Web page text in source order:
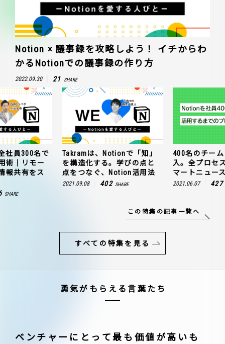
Notion × 議事録を攻略しよう！ イチからわ
かるNotionでの議事録の作り方
2022.09.30 21 SHARE
社員300名で
術｜リモー
報共有をス
SHARE
Takramは、Notionで「知」
を構造化する。学びの点と
点をつなぐ、Notion活用法
2021.09.08 402 SHARE
400名のチー
入。全プロセ
マートニュー
2021.06.07 427
この特集の記事一覧へ
すべての特集を見る
勇気がもらえる言葉たち
ベンチャーにとって最も価値が高いも